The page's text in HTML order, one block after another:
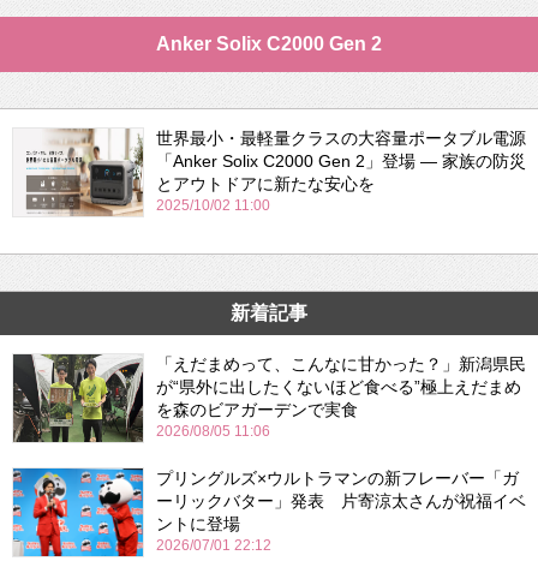
Anker Solix C2000 Gen 2
世界最小・最軽量クラスの大容量ポータブル電源
「Anker Solix C2000 Gen 2」登場 — 家族の防災
とアウトドアに新たな安心を
2025/10/02 11:00
新着記事
「えだまめって、こんなに甘かった？」新潟県民
が“県外に出したくないほど食べる”極上えだまめ
を森のビアガーデンで実食
2026/08/05 11:06
プリングルズ×ウルトラマンの新フレーバー「ガ
ーリックバター」発表 片寄涼太さんが祝福イベ
ントに登場
2026/07/01 22:12